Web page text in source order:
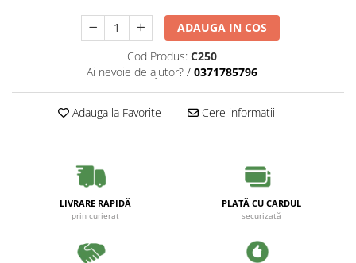
ADAUGA IN COS
Cod Produs: C250
Ai nevoie de ajutor? / 0371785796
Adauga la Favorite Cere informatii
LIVRARE RAPIDĂ
prin curierat
PLATĂ CU CARDUL
securizată